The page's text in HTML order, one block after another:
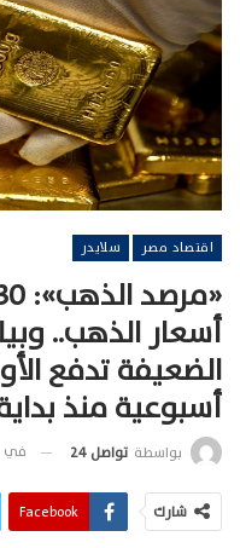
اقتصاد مصر سلايدر
أسعار الذهب..
الضعيفة تدفع
أسبوعية منذ
بواسطة تواصل 24 في
شارك Facebook